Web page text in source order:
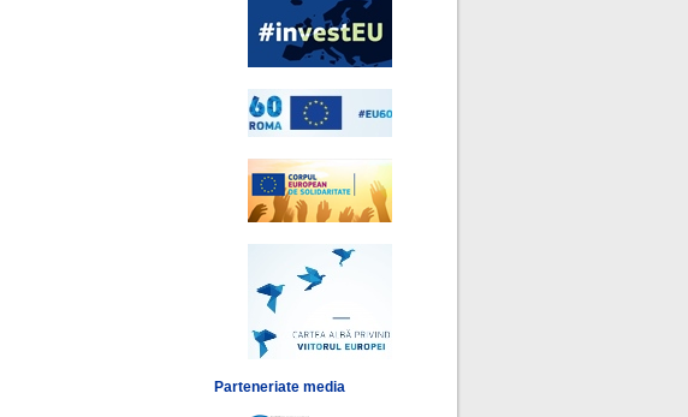
Parteneriate media